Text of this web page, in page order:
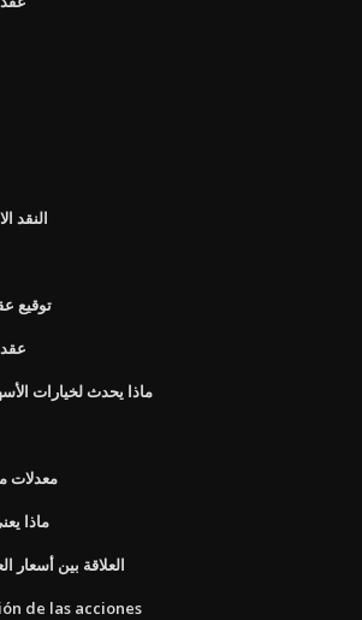
النقد
توقيع
ماذا يحدث لخيارات
معدلات
ماذا
العلاقة بين أسعار
de las acciones